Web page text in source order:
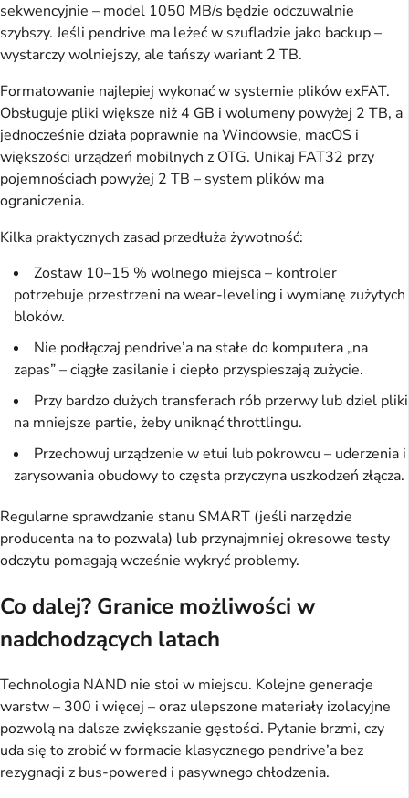
sekwencyjnie – model 1050 MB/s będzie odczuwalnie
szybszy. Jeśli pendrive ma leżeć w szufladzie jako backup –
wystarczy wolniejszy, ale tańszy wariant 2 TB.
Formatowanie najlepiej wykonać w systemie plików exFAT.
Obsługuje pliki większe niż 4 GB i wolumeny powyżej 2 TB, a
jednocześnie działa poprawnie na Windowsie, macOS i
większości urządzeń mobilnych z OTG. Unikaj FAT32 przy
pojemnościach powyżej 2 TB – system plików ma
ograniczenia.
Kilka praktycznych zasad przedłuża żywotność:
Zostaw 10–15 % wolnego miejsca – kontroler
potrzebuje przestrzeni na wear-leveling i wymianę zużytych
bloków.
Nie podłączaj pendrive’a na stałe do komputera „na
zapas” – ciągłe zasilanie i ciepło przyspieszają zużycie.
Przy bardzo dużych transferach rób przerwy lub dziel pliki
na mniejsze partie, żeby uniknąć throttlingu.
Przechowuj urządzenie w etui lub pokrowcu – uderzenia i
zarysowania obudowy to częsta przyczyna uszkodzeń złącza.
Regularne sprawdzanie stanu SMART (jeśli narzędzie
producenta na to pozwala) lub przynajmniej okresowe testy
odczytu pomagają wcześnie wykryć problemy.
Co dalej? Granice możliwości w
nadchodzących latach
Technologia NAND nie stoi w miejscu. Kolejne generacje
warstw – 300 i więcej – oraz ulepszone materiały izolacyjne
pozwolą na dalsze zwiększanie gęstości. Pytanie brzmi, czy
uda się to zrobić w formacie klasycznego pendrive’a bez
rezygnacji z bus-powered i pasywnego chłodzenia.